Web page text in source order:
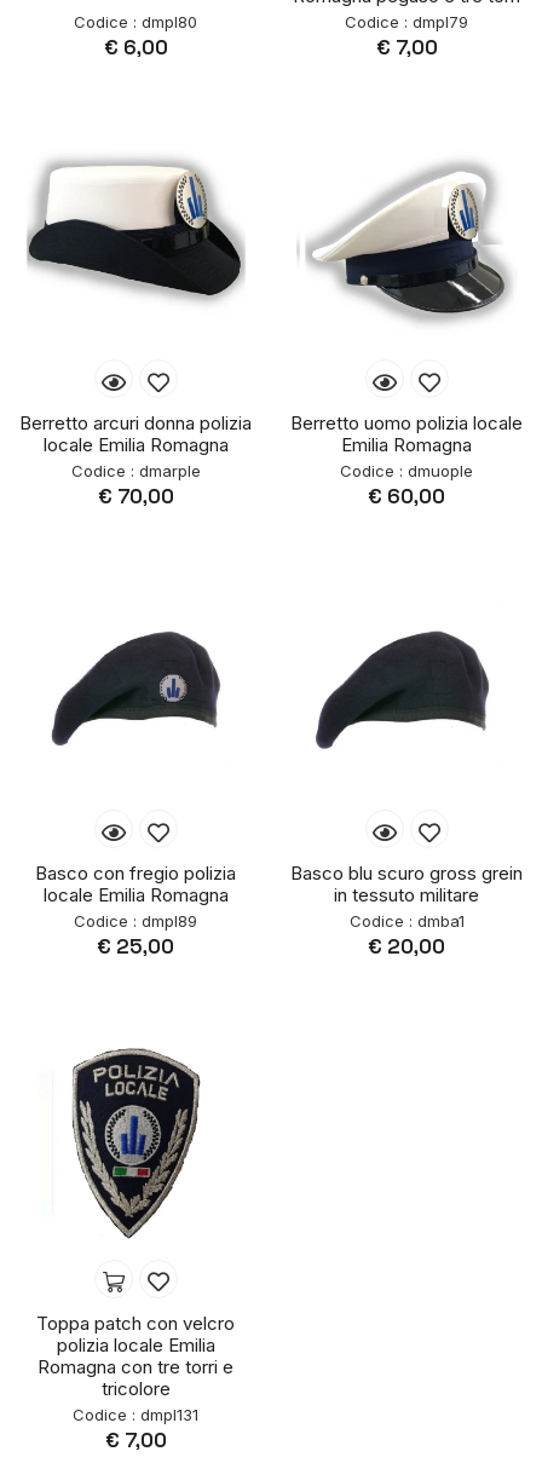
Codice : dmpl80
€ 6,00
Codice : dmpl79
€ 7,00
Berretto arcuri donna polizia
locale Emilia Romagna
Codice : dmarple
€ 70,00
Berretto uomo polizia locale
Emilia Romagna
Codice : dmuople
€ 60,00
Basco con fregio polizia
locale Emilia Romagna
Codice : dmpl89
€ 25,00
Basco blu scuro gross grein
in tessuto militare
Codice : dmba1
€ 20,00
Toppa patch con velcro
polizia locale Emilia
Romagna con tre torri e
tricolore
Codice : dmpl131
€ 7,00